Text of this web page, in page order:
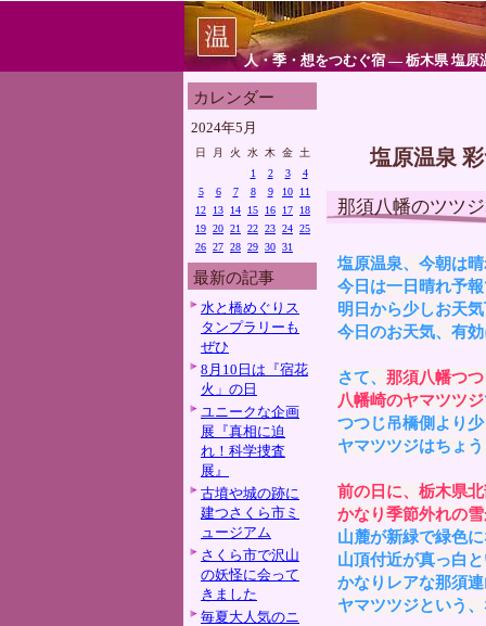
人・季・想をつむぐ宿 ― 栃木県 塩原
カレンダー
2024年5月
日 月 火 水 木 金
土
1
2 3
4
5
6 7 8 9 10
11
12
13 14 15 16 17
18
19 20 21 22 23 24 25
26 27 28 29 30 31
最新の記事
水と橋めぐりス
タンプラリーも
ぜひ
8月10日は『宿花
火」の日
ユニークな企画
展『真相に迫
れ！科学捜査
展』
古墳や城の跡に
建つさくら市ミ
ュージアム
さくら市で沢山
の妖怪に会って
きました
毎夏大人気のニ
塩原温泉
那須八幡のツツ
塩原温泉、今朝は
今日は一日晴れ予
明日から少しお天
今日のお天気、有
さて、 那須八幡つ
八幡崎のヤマツツジ
つつじ吊橋側より
ヤマツツジはちょ
前の日に、栃木県
かなり季節外れの
山麓が新緑で緑色
山頂付近が真っ白
かなりレアな那須
ヤマツツジという